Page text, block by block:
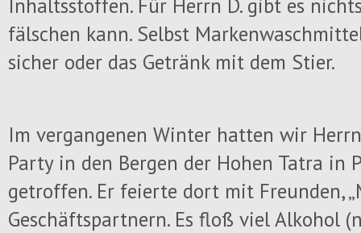
fälschen kann. Selbst
sicher oder das Getränk mit dem Stier.
Im vergangenen Winter hatten wir
Party in den Bergen der Hohen Tatra in
getroffen. Er feierte dort mit Freunden,
Geschäftspartnern. Es floß viel Alkohol